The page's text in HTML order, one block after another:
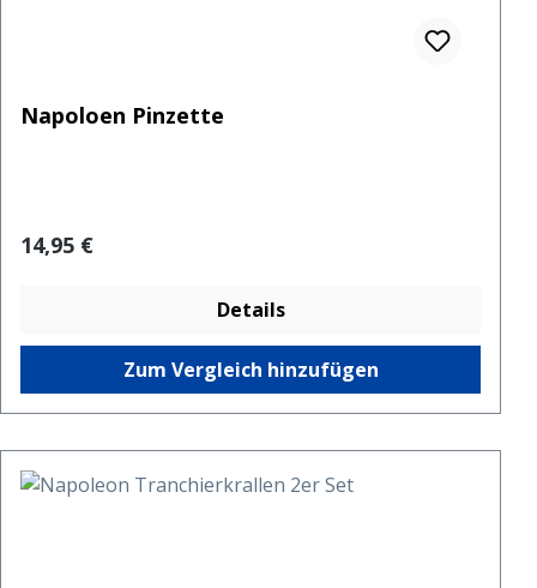
Napoloen Pinzette
Regulärer Preis:
14,95 €
Details
Zum Vergleich hinzufügen